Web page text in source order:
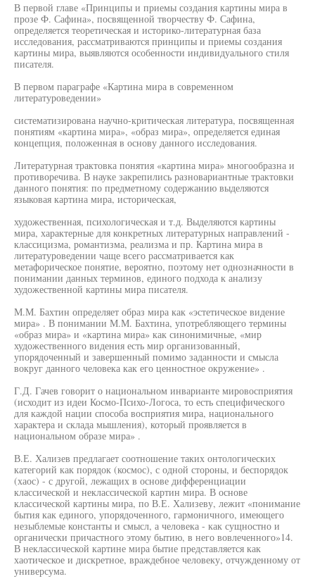
В первой главе «Принципы и приемы создания картины мира в
прозе Ф. Сафина», посвященной творчеству Ф. Сафина,
определяется теоретическая и историко-литературная база
исследования, рассматриваются принципы и приемы создания
картины мира, выявляются особенности индивидуального стиля
писателя.
В первом параграфе «Картина мира в современном
литературоведении»
систематизирована научно-критическая литература, посвященная
понятиям «картина мира», «образ мира», определяется единая
концепция, положенная в основу данного исследования.
Литературная трактовка понятия «картина мира» многообразна и
противоречива. В науке закрепились разновариантные трактовки
данного понятия: по предметному содержанию выделяются
языковая картина мира, историческая,
художественная, психологическая и т.д. Выделяются картины
мира, характерные для конкретных литературных направлений -
классицизма, романтизма, реализма и пр. Картина мира в
литературоведении чаще всего рассматривается как
метафорическое понятие, вероятно, поэтому нет однозначности в
понимании данных терминов, единого подхода к анализу
художественной картины мира писателя.
М.М. Бахтин определяет образ мира как «эстетическое видение
мира» . В понимании М.М. Бахтина, употребляющего термины
«образ мира» и «картина мира» как синонимичные, «мир
художественного видения есть мир организованный,
упорядоченный и завершенный помимо заданности и смысла
вокруг данного человека как его ценностное окружение» .
Г.Д. Гачев говорит о национальном инварианте мировосприятия
(исходит из идеи Космо-Психо-Логоса, то есть специфического
для каждой нации способа восприятия мира, национального
характера и склада мышления), который проявляется в
национальном образе мира» .
В.Е. Хализев предлагает соотношение таких онтологических
категорий как порядок (космос), с одной стороны, и беспорядок
(хаос) - с другой, лежащих в основе дифференциации
классической и неклассической картин мира. В основе
классической картины мира, по В.Е. Хализеву, лежит «понимание
бытия как единого, упорядоченного, гармоничного, имеющего
незыблемые константы и смысл, а человека - как сущностно и
органически причастного этому бытию, в него вовлеченного»14.
В неклассической картине мира бытие представляется как
хаотическое и дискретное, враждебное человеку, отчужденному от
универсума.